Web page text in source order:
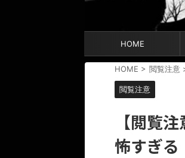
HOME
HOME > 閲覧注意
閲覧注意
【閲覧
怖すぎる